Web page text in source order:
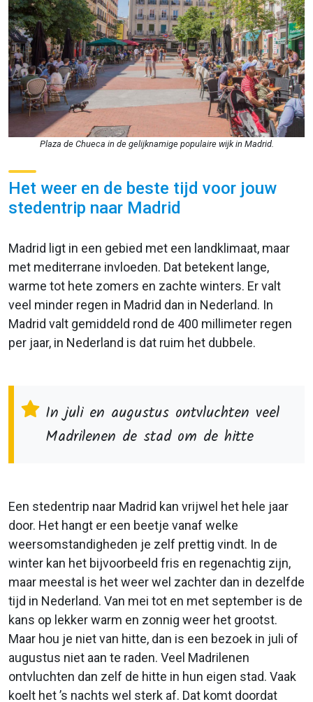
Plaza de Chueca in de gelijknamige populaire wijk in Madrid.
Het weer en de beste tijd voor jouw
stedentrip naar Madrid
Madrid ligt in een gebied met een landklimaat, maar
met mediterrane invloeden. Dat betekent lange,
warme tot hete zomers en zachte winters. Er valt
veel minder regen in Madrid dan in Nederland. In
Madrid valt gemiddeld rond de 400 millimeter regen
per jaar, in Nederland is dat ruim het dubbele.
In juli en augustus ontvluchten veel
Madrilenen de stad om de hitte
Een stedentrip naar Madrid kan vrijwel het hele jaar
door. Het hangt er een beetje vanaf welke
weersomstandigheden je zelf prettig vindt. In de
winter kan het bijvoorbeeld fris en regenachtig zijn,
maar meestal is het weer wel zachter dan in dezelfde
tijd in Nederland. Van mei tot en met september is de
kans op lekker warm en zonnig weer het grootst.
Maar hou je niet van hitte, dan is een bezoek in juli of
augustus niet aan te raden. Veel Madrilenen
ontvluchten dan zelf de hitte in hun eigen stad. Vaak
koelt het ’s nachts wel sterk af. Dat komt doordat